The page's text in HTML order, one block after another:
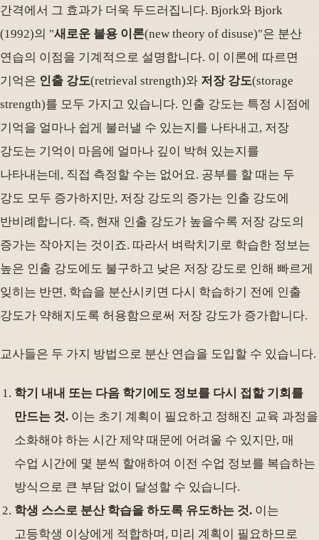
간격에서 그 효과가 더욱 두드러집니다. Bjork와 Bjork
(1992)의 "새로운 불용 이론(new theory of disuse)"은 분산
연습의 이점을 기계적으로 설명합니다. 이 이론에 따르면
기억은 인출 강도(retrieval strength)와 저장 강도(storage
strength)를 모두 가지고 있습니다. 인출 강도는 특정 시점에
기억을 얼마나 쉽게 불러낼 수 있는지를 나타내고, 저장
강도는 기억이 마음에 얼마나 깊이 박혀 있는지를
나타내는데, 직접 측정할 수는 없어요. 공부를 할 때는 두
강도 모두 증가하지만, 저장 강도의 증가는 인출 강도에
반비례합니다. 즉, 현재 인출 강도가 높을수록 저장 강도의
증가는 작아지는 것이죠. 따라서 벼락치기로 학습한 정보는
높은 인출 강도에도 불구하고 낮은 저장 강도로 인해 빠르게
잊히는 반면, 학습을 분산시키면 다시 학습하기 전에 인출
강도가 약해지도록 허용함으로써 저장 강도가 증가합니다.
교사들은 두 가지 방법으로 분산 연습을 도입할 수 있습니다.
학기 내내 또는 다음 학기에도 정보를 다시 접할 기회를
만드는 것. 이는 초기 계획이 필요하고 정해진 교육 과정을
소화해야 하는 시간 제약 때문에 어려울 수 있지만, 매
수업 시간에 몇 분씩 할애하여 이전 수업 정보를 복습하는
방식으로 큰 부담 없이 달성할 수 있습니다.
학생 스스로 분산 학습을 하도록 유도하는 것. 이는
고등학생 이상에게 적합하며, 미리 계획이 필요하므로